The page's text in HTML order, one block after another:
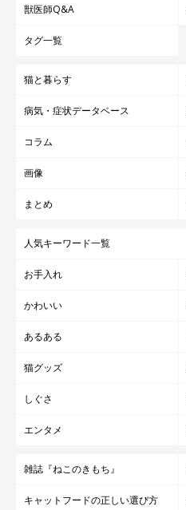
獣医師Q&A
タグ一覧
猫と暮らす
病気・症状データベース
コラム
画像
まとめ
人気キーワード一覧
お手入れ
かわいい
あるある
猫グッズ
しぐさ
エンタメ
雑誌『ねこのきもち』
キャットフードの正しい選び方